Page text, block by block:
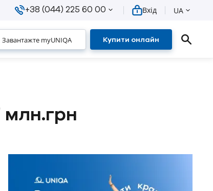
+38 (044) 225 60 00 Вхід UA
Завантажте myUNIQA Купити онлайн
млн.грн